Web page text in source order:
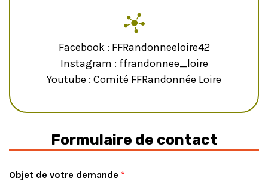
Facebook : FFRandonneeloire42
Instagram : ffrandonnee_loire
Youtube : Comité FFRandonnée Loire
Formulaire de contact
Objet de votre demande *